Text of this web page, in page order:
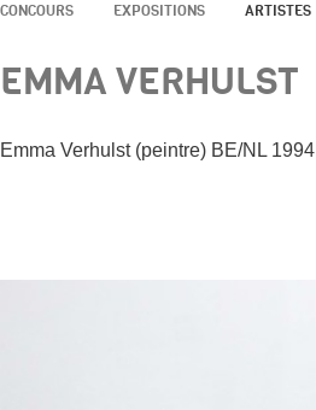
CONCOURS EXPOSITIONS ARTISTES
EMMA VERHULST
Emma Verhulst (peintre) BE/NL 1994